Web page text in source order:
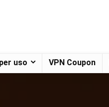
uso VPN Coupon